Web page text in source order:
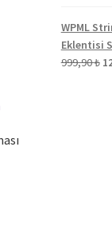
WPML
Eklentisi
999,90₺